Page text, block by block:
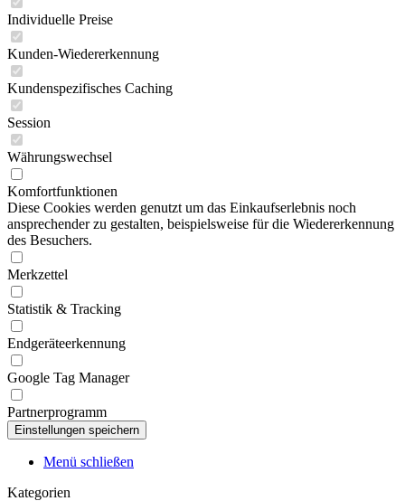
Individuelle Preise
Kunden-Wiedererkennung
Kundenspezifisches Caching
Session
Währungswechsel
Komfortfunktionen
Diese Cookies werden genutzt um das Einkaufserlebnis noch
ansprechender zu gestalten, beispielsweise für die Wiedererkennung
des Besuchers.
Merkzettel
Statistik & Tracking
Endgeräteerkennung
Google Tag Manager
Partnerprogramm
Menü schließen
Kategorien